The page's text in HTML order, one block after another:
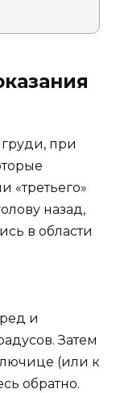
при
«третьего»
назад,
в области
и
Затем
(или к
обратно.